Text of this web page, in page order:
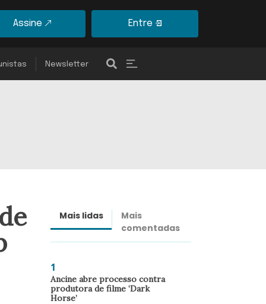
Assine Entre
Newsletter
Mais lidas
Mais
comentadas
1
Ancine abre processo contra
produtora de filme ‘Dark
Horse’